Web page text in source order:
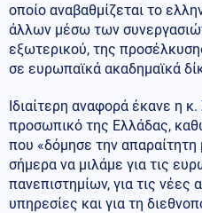
οποίο αναβαθμίζεται το
άλλων μέσω των
εξωτερικού, της
σε ευρωπαϊκά ακαδημαϊκά
Ιδιαίτερη αναφορά έκανε η
προσωπικό της Ελλάδας,
που «δόμησε την απαραίτητη
σήμερα να μιλάμε για τις
πανεπιστημίων, για τις νέες
υπηρεσίες και για τη